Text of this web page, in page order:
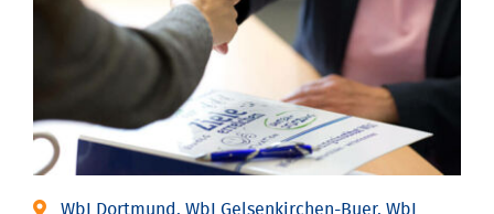
WbI Dortmund, WbI Gelsenkirchen-Buer, WbI